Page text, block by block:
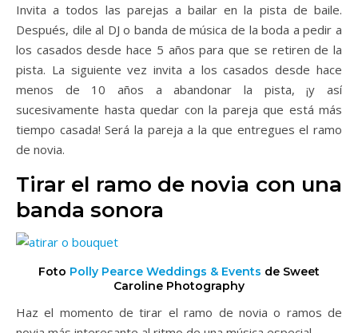
Invita a todos las parejas a bailar en la pista de baile.
Después, dile al DJ o banda de música de la boda a pedir a
los casados desde hace 5 años para que se retiren de la
pista. La siguiente vez invita a los casados desde hace
menos de 10 años a abandonar la pista, ¡y así
sucesivamente hasta quedar con la pareja que está más
tiempo casada! Será la pareja a la que entregues el ramo
de novia.
Tirar el ramo de novia con una
banda sonora
Foto Polly Pearce Weddings & Events de Sweet
Caroline Photography
Haz el momento de tirar el ramo de novia o ramos de